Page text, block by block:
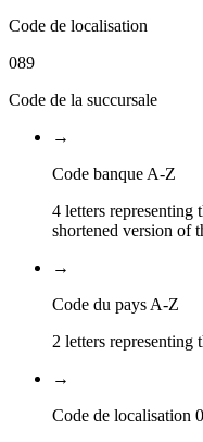
Code de localisation
089
Code de la succursale
→
Code banque A-Z
4 letters representing
shortened version of
→
Code du pays A-Z
2 letters representing
→
Code de localisation